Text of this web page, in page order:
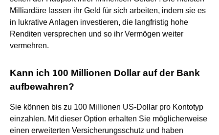
Milliardäre lassen ihr Geld für sich arbeiten, indem sie es
in lukrative Anlagen investieren, die langfristig hohe
Renditen versprechen und so ihr Vermögen weiter
vermehren.
Kann ich 100 Millionen Dollar auf der Bank
aufbewahren?
Sie können bis zu 100 Millionen US-Dollar pro Kontotyp
einzahlen. Mit dieser Option erhalten Sie möglicherweise
einen erweiterten Versicherungsschutz und haben